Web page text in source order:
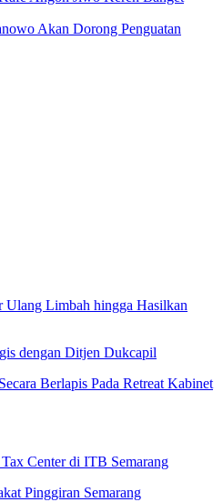
Akan Dorong Penguatan
Limbah hingga Hasilkan
dengan Ditjen Dukcapil
Berlapis Pada Retreat Kabinet
Center di ITB Semarang
Pinggiran Semarang